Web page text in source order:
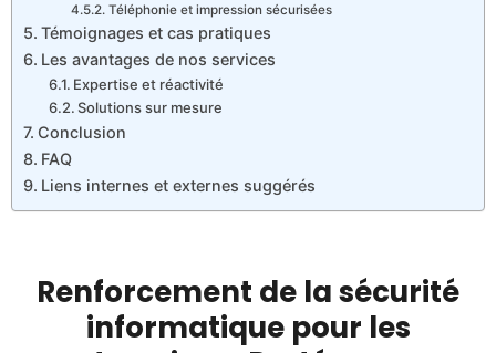
Téléphonie et impression sécurisées
Témoignages et cas pratiques
Les avantages de nos services
Expertise et réactivité
Solutions sur mesure
Conclusion
FAQ
Liens internes et externes suggérés
Renforcement de la sécurité
informatique pour les